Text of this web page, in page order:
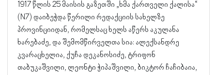
1917 წლის 25 მაისის გაზეთში „ხმა ქართველი ქალისა“
(N7) დაიბეჭდა წერილი რედაქციის სახელზე
პროვინციიდან, რომელსაც ხელს აწერს აკულანა
ხარებაძე, და შემომწირველთა სია: ალექსანდრე
კვარაცხელია, ქუჩა დეკანოსიძე, ტრიფონ
თაბუკაშვილი, ლეონტი ჭიპაშვილი, ბიკტორ ჩაჩიბაია,